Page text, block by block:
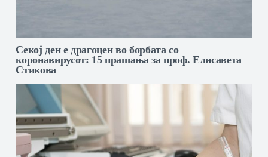
Секој ден е драгоцен во борбата со
коронавирусот: 15 прашања за проф. Елисавета
Стикова